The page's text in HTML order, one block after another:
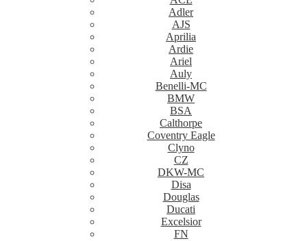
Adler
AJS
Aprilia
Ardie
Ariel
Auly
Benelli-MC
BMW
BSA
Calthorpe
Coventry Eagle
Clyno
CZ
DKW-MC
Disa
Douglas
Ducati
Excelsior
FN